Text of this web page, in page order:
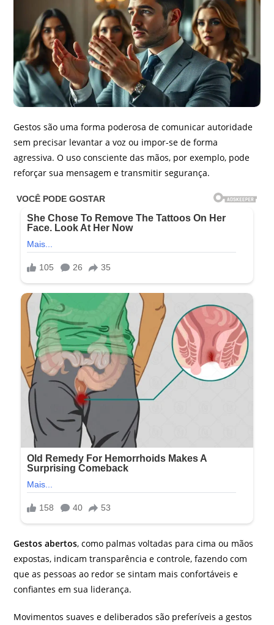
Gestos são uma forma poderosa de comunicar autoridade
sem precisar levantar a voz ou impor-se de forma
agressiva. O uso consciente das mãos, por exemplo, pode
reforçar sua mensagem e transmitir segurança.
Gestos abertos, como palmas voltadas para cima ou mãos
expostas, indicam transparência e controle, fazendo com
que as pessoas ao redor se sintam mais confortáveis e
confiantes em sua liderança.
Movimentos suaves e deliberados são preferíveis a gestos